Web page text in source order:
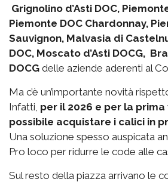
Grignolino d’Asti DOC,
Piemonte DOC Chardonnay,
Sauvignon, Malvasia di
DOC, Moscato d’Asti DOCG,
DOCG delle aziende aderenti al
Ma c’è un’importante novità
Infatti, per il 2026 e per la
possibile acquistare i calici in
Una soluzione spesso auspicata
Pro loco per ridurre le code alle
Sul resto della piazza arrivano le